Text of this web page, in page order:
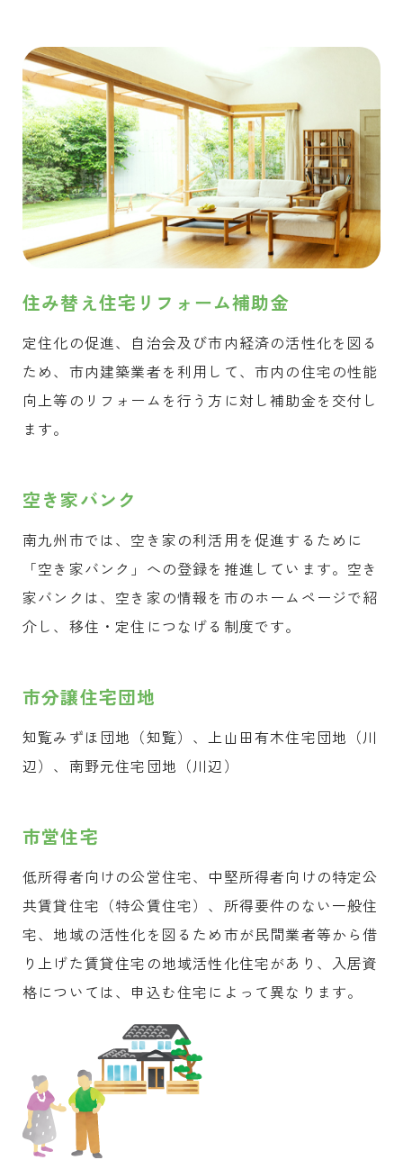
住み替え住宅リフォーム補助金
定住化の促進、自治会及び市内経済の活性化を図る
ため、市内建築業者を利用して、市内の住宅の性能
向上等のリフォームを行う方に対し補助金を交付し
ます。
空き家バンク
南九州市では、空き家の利活用を促進するために
「空き家バンク」への登録を推進しています。空き
家バンクは、空き家の情報を市のホームページで紹
介し、移住・定住につなげる制度です。
市分譲住宅団地
知覧みずほ団地（知覧）、上山田有木住宅団地（川
辺）、南野元住宅団地（川辺）
市営住宅
低所得者向けの公営住宅、中堅所得者向けの特定公
共賃貸住宅（特公賃住宅）、所得要件のない一般住
宅、地域の活性化を図るため市が民間業者等から借
り上げた賃貸住宅の地域活性化住宅があり、入居資
格については、申込む住宅によって異なります。